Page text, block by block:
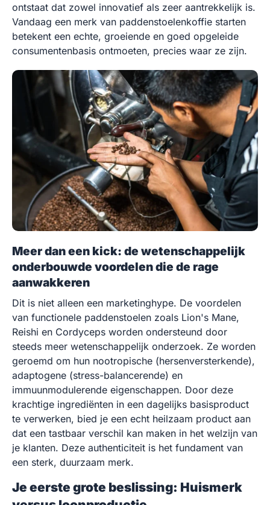
ontstaat dat zowel innovatief als zeer aantrekkelijk is.
Vandaag een merk van paddenstoelenkoffie starten
betekent een echte, groeiende en goed opgeleide
consumentenbasis ontmoeten, precies waar ze zijn.
Meer dan een kick: de wetenschappelijk
onderbouwde voordelen die de rage
aanwakkeren
Dit is niet alleen een marketinghype. De voordelen
van functionele paddenstoelen zoals Lion's Mane,
Reishi en Cordyceps worden ondersteund door
steeds meer wetenschappelijk onderzoek. Ze worden
geroemd om hun nootropische (hersenversterkende),
adaptogene (stress-balancerende) en
immuunmodulerende eigenschappen. Door deze
krachtige ingrediënten in een dagelijks basisproduct
te verwerken, bied je een echt heilzaam product aan
dat een tastbaar verschil kan maken in het welzijn van
je klanten. Deze authenticiteit is het fundament van
een sterk, duurzaam merk.
Je eerste grote beslissing: Huismerk